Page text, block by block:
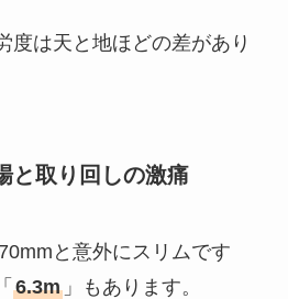
度は天と地ほどの差があり
と取り回しの激痛
と意外にスリムです
6.3m」もあります。